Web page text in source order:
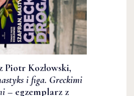
Piotr Kozłowski,
i figa. Greckimi
– egzemplarz z